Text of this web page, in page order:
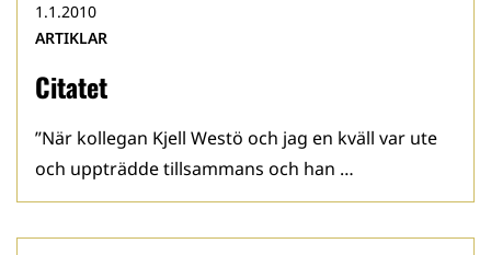
Citatet
1.1.2010
ARTIKLAR
”När kollegan Kjell Westö och jag en kväll var ute
och uppträdde tillsammans och han …